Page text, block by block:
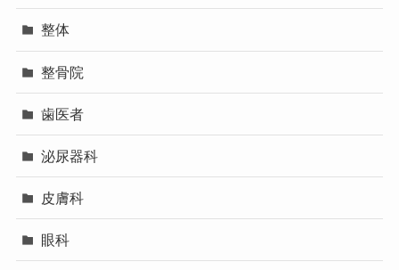
整体
整骨院
歯医者
泌尿器科
皮膚科
眼科